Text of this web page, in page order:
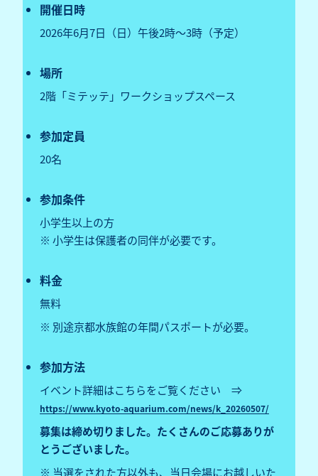
開催日時
2026年6月7日（日）午後2時～3時（予定）
場所
2階「ミテッテ」ワークショップスペース
参加定員
20名
参加条件
小学生以上の方
※ 小学生は保護者の同伴が必要です。
料金
無料
※ 別途京都水族館の年間パスポートが必要。
参加方法
イベント詳細はこちらをご覧ください ⇒
https://www.kyoto-aquarium.com/news/k_20260507/
募集は締め切りました。たくさんのご応募ありが
とうございました。
※ 当選をされた方以外も、当日会場にお越しいた